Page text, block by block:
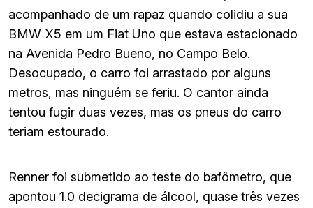
acompanhado de um rapaz quando colidiu a sua
BMW X5 em um Fiat Uno que estava estacionado
na Avenida Pedro Bueno, no Campo Belo.
Desocupado, o carro foi arrastado por alguns
metros, mas ninguém se feriu. O cantor ainda
tentou fugir duas vezes, mas os pneus do carro
teriam estourado.
Renner foi submetido ao teste do bafômetro, que
apontou 1.0 decigrama de álcool, quase três vezes